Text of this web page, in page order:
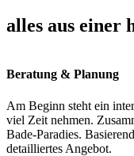
alles aus einer
Beratung & Planung
Am Beginn steht ein
viel Zeit nehmen.
Bade-Paradies.
detailliertes Angebot.